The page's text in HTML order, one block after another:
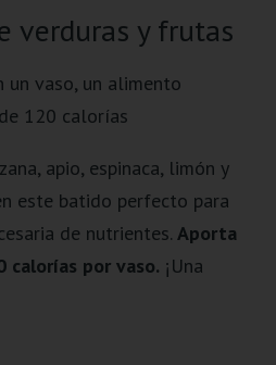
verduras y frutas
apio, espinaca, limón y
este batido perfecto para
de nutrientes. Aporta
calorías por vaso. ¡Una